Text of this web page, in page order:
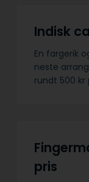
Indisk
En fargerik
neste
rundt 500 kr
pris